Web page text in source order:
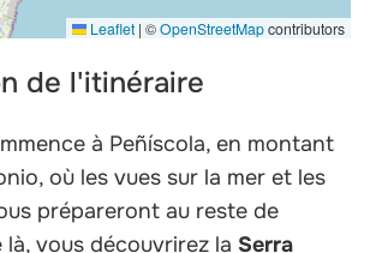
Leaflet | ©OpenStreetMapcontributors
de l'itinéraire
à Peñíscola, en montant
où les vues sur la mer et les
prépareront au reste de
là, vous découvrirez la Serra